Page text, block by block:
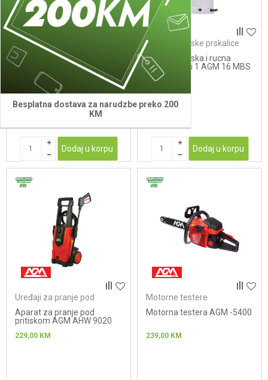
Besplatna dostava za narudzbe preko 200
KM
Motorne prskalice
Motorna leđna prskalica
AGM 1421 MD
229,00
KM
329,00KM
Dodaj u korpu
Akumulatorske prskalice
Akumulatorska i rucna
prskalica 2 u 1 AGM 16 MBS
74,00
Dodaj u korpu
Uređaji za pranje pod
Aparat za pranje pod
pritiskom AGM AHW 9020
229,00 KM
Motorne testere
Motorna testera AGM -5400
239,00 KM